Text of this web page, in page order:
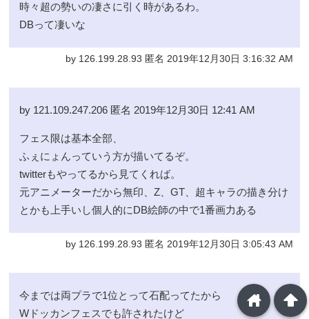
時々超の勢いの凄さに引く時があるわ。
DBって凄いな
by 126.199.28.93 匿名 2019年12月30日 3:16:32 AM
by 121.109.247.206 匿名 2019年12月30日 12:41 AM
フェス限は基本全部、
ふぇにょんっていう方が描いてるぞ。
twitterもやってるから見てくれば。
元アニメーターだから無印、Z、GT、超キャラの描き分け
とかも上手いし個人的にDB絵師の中で1番画力ある
by 126.199.28.93 匿名 2019年12月30日 3:05:43 AM
今までは両プラで1位とって石配ってたから
Wドッカンフェスでも許されたけど
arrowup
home